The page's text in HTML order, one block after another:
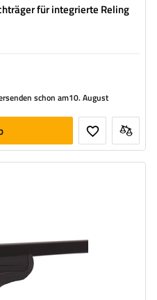
für integrierte Reling
schon am10. August